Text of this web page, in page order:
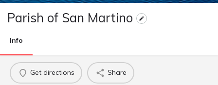
Parish of San Martino
Info
Get directions Share